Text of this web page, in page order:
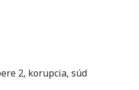
2, korupcia, súd